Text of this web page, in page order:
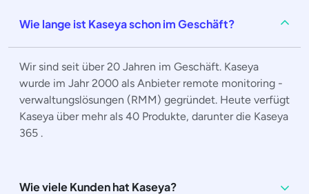
Wie lange ist Kaseya schon im Geschäft?
Wir sind seit über 20 Jahren im Geschäft. Kaseya
wurde im Jahr 2000 als Anbieter remote monitoring -
verwaltungslösungen (RMM) gegründet. Heute verfügt
Kaseya über mehr als 40 Produkte, darunter die Kaseya
365 .
Wie viele Kunden hat Kaseya?